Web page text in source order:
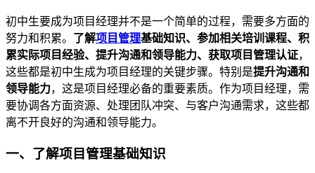
初中生要成为项目经理并不是一个简单的过程，需要多方面的
努力和积累。 了解项目管理基础知识、参加相关培训课程、积
累实际项目经验、提升沟通和领导能力、获取项目管理认证，
这些都是初中生成为项目经理的关键步骤。特别是提升沟通和
领导能力，这是项目经理必备的重要素质。作为项目经理，需
要协调各方面资源、处理团队冲突、与客户沟通需求，这些都
离不开良好的沟通和领导能力。
一、了解项目管理基础知识